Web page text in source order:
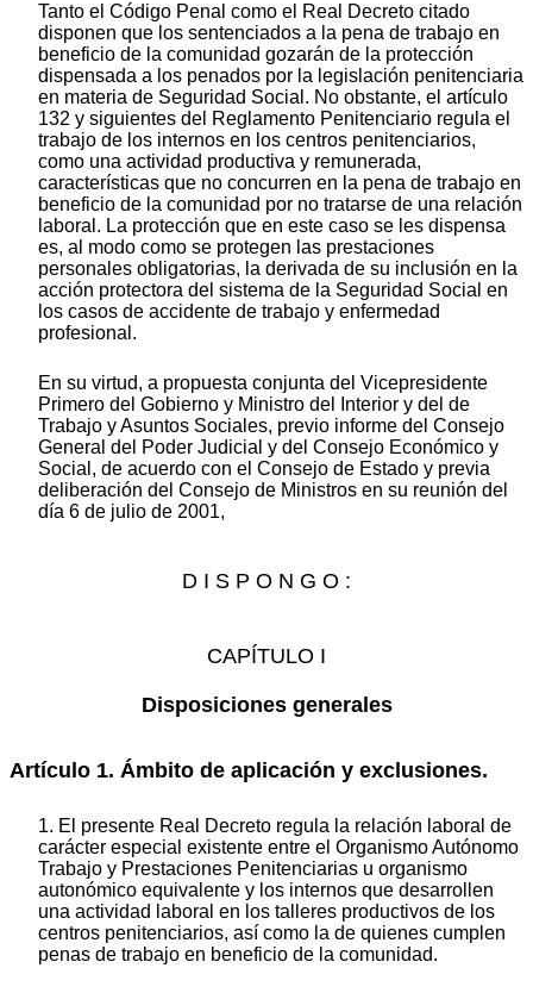
Tanto el Código Penal como el Real Decreto citado
disponen que los sentenciados a la pena de trabajo en
beneficio de la comunidad gozarán de la protección
dispensada a los penados por la legislación penitenciaria
en materia de Seguridad Social. No obstante, el artículo
132 y siguientes del Reglamento Penitenciario regula el
trabajo de los internos en los centros penitenciarios,
como una actividad productiva y remunerada,
características que no concurren en la pena de trabajo en
beneficio de la comunidad por no tratarse de una relación
laboral. La protección que en este caso se les dispensa
es, al modo como se protegen las prestaciones
personales obligatorias, la derivada de su inclusión en la
acción protectora del sistema de la Seguridad Social en
los casos de accidente de trabajo y enfermedad
profesional.
En su virtud, a propuesta conjunta del Vicepresidente
Primero del Gobierno y Ministro del Interior y del de
Trabajo y Asuntos Sociales, previo informe del Consejo
General del Poder Judicial y del Consejo Económico y
Social, de acuerdo con el Consejo de Estado y previa
deliberación del Consejo de Ministros en su reunión del
día 6 de julio de 2001,
D I S P O N G O :
CAPÍTULO I
Disposiciones generales
Artículo 1. Ámbito de aplicación y exclusiones.
1. El presente Real Decreto regula la relación laboral de
carácter especial existente entre el Organismo Autónomo
Trabajo y Prestaciones Penitenciarias u organismo
autonómico equivalente y los internos que desarrollen
una actividad laboral en los talleres productivos de los
centros penitenciarios, así como la de quienes cumplen
penas de trabajo en beneficio de la comunidad.